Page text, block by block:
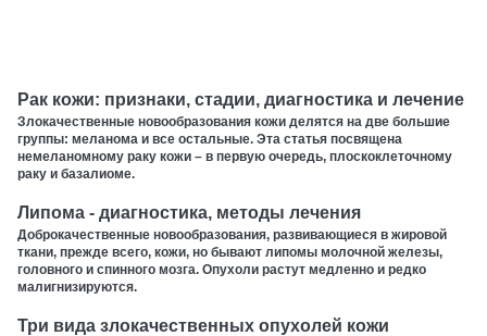
Рак кожи: признаки, стадии, диагностика и лечение
Злокачественные новообразования кожи делятся на две большие
группы: меланома и все остальные. Эта статья посвящена
немеланомному раку кожи – в первую очередь, плоскоклеточному
раку и базалиоме.
Липома - диагностика, методы лечения
Доброкачественные новообразования, развивающиеся в жировой
ткани, прежде всего, кожи, но бывают липомы молочной железы,
головного и спинного мозга. Опухоли растут медленно и редко
малигнизируются.
Три вида злокачественных опухолей кожи